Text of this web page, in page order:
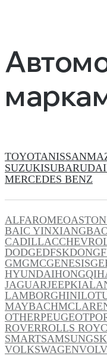
TOYOTANISSAN
SUZUKISUBARU
MERCEDES BENZ
ALFAROMEO
BAIC YINXIANG
CADILLAC
DODGEDFSK
GMGMCGENESIS
HYUNDAIHONGQI
JAGUARJEEPKIA
LAMBORGHINI
MAYBACH
OTHERPEUGEOT
ROVERROLLS
SMARTSAMSUNG
VOLKSWAGEN